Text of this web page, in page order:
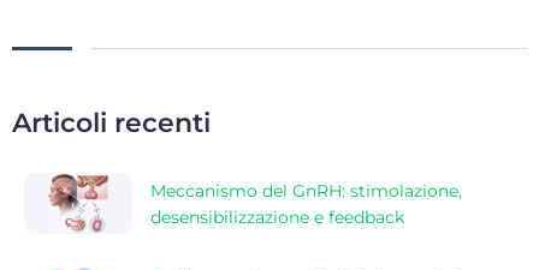
Articoli recenti
Meccanismo del GnRH: stimolazione,
desensibilizzazione e feedback